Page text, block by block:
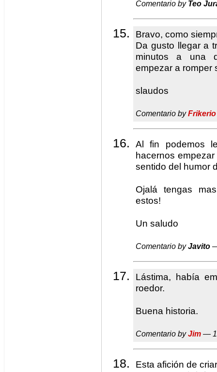
Comentario by Teo
Bravo, como
Da gusto llegar a
minutos a una
empezar a romper
slaudos
Comentario byFrikerio
Al fin podemos
hacernos
sentido del humor
Ojalá tengas
estos!
Un saludo
Comentario byJavito
Lástima, había
roedor.
Buena historia.
Comentario byJim — 1
Esta afición de